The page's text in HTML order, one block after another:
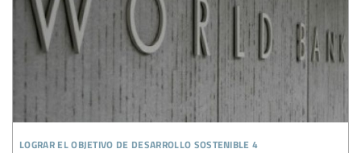
lograr el objetivo de desarrollo sostenible 4